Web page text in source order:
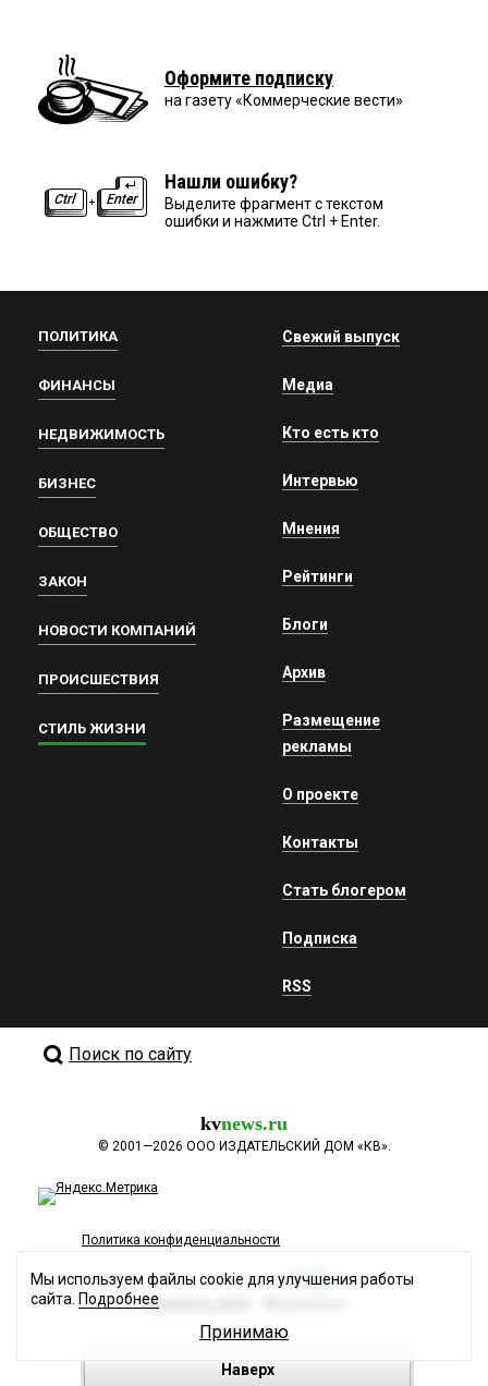
Оформите подписку
на газету «Коммерческие вести»
Нашли ошибку?
Выделите фрагмент с текстом
ошибки и нажмите Ctrl + Enter.
ПОЛИТИКА
ФИНАНСЫ
НЕДВИЖИМОСТЬ
БИЗНЕС
ОБЩЕСТВО
ЗАКОН
НОВОСТИ КОМПАНИЙ
ПРОИСШЕСТВИЯ
СТИЛЬ ЖИЗНИ
Свежий выпуск
Медиа
Кто есть кто
Интервью
Мнения
Рейтинги
Блоги
Архив
Размещение
рекламы
О проекте
Контакты
Стать блогером
Подписка
RSS
Поиск по сайту
kvnews.ru
© 2001—2026 ООО ИЗДАТЕЛЬСКИЙ ДОМ «КВ».
Политика конфиденциальности
Разработка сайта
Наверх
Мы используем файлы cookie для улучшения работы
сайта. Подробнее
Принимаю